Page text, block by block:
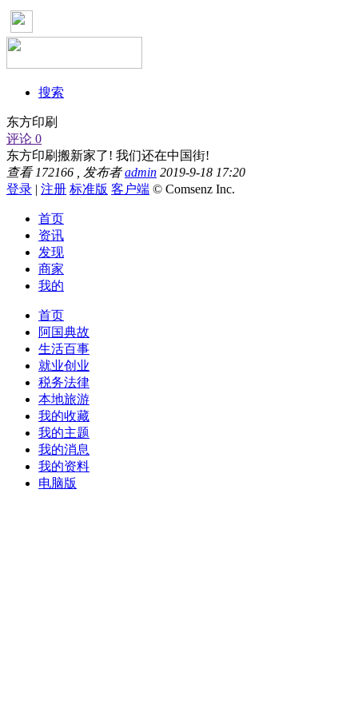
搜索
东方印刷
评论 0
东方印刷搬新家了! 我们还在中国街!
查看 172166 , 发布者admin 2019-9-18 17:20
登录 | 注册 标准版 客户端 © Comsenz Inc.
首页
资讯
发现
商家
我的
首页
阿国典故
生活百事
就业创业
税务法律
本地旅游
我的收藏
我的主题
我的消息
我的资料
电脑版